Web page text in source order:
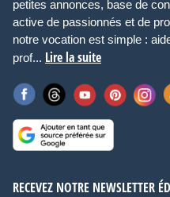
petites annonces, base de
active de passionnés et de
notre vocation est simple :
prof... Lire la suite
RECEVEZ NOTRE NEWSLETTER